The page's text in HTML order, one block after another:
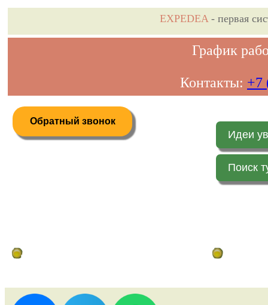
EXPEDEA- первая
График
Контакты: +7
Обратный звонок
Идеи
Поиск
Дистанционное бронирование туров